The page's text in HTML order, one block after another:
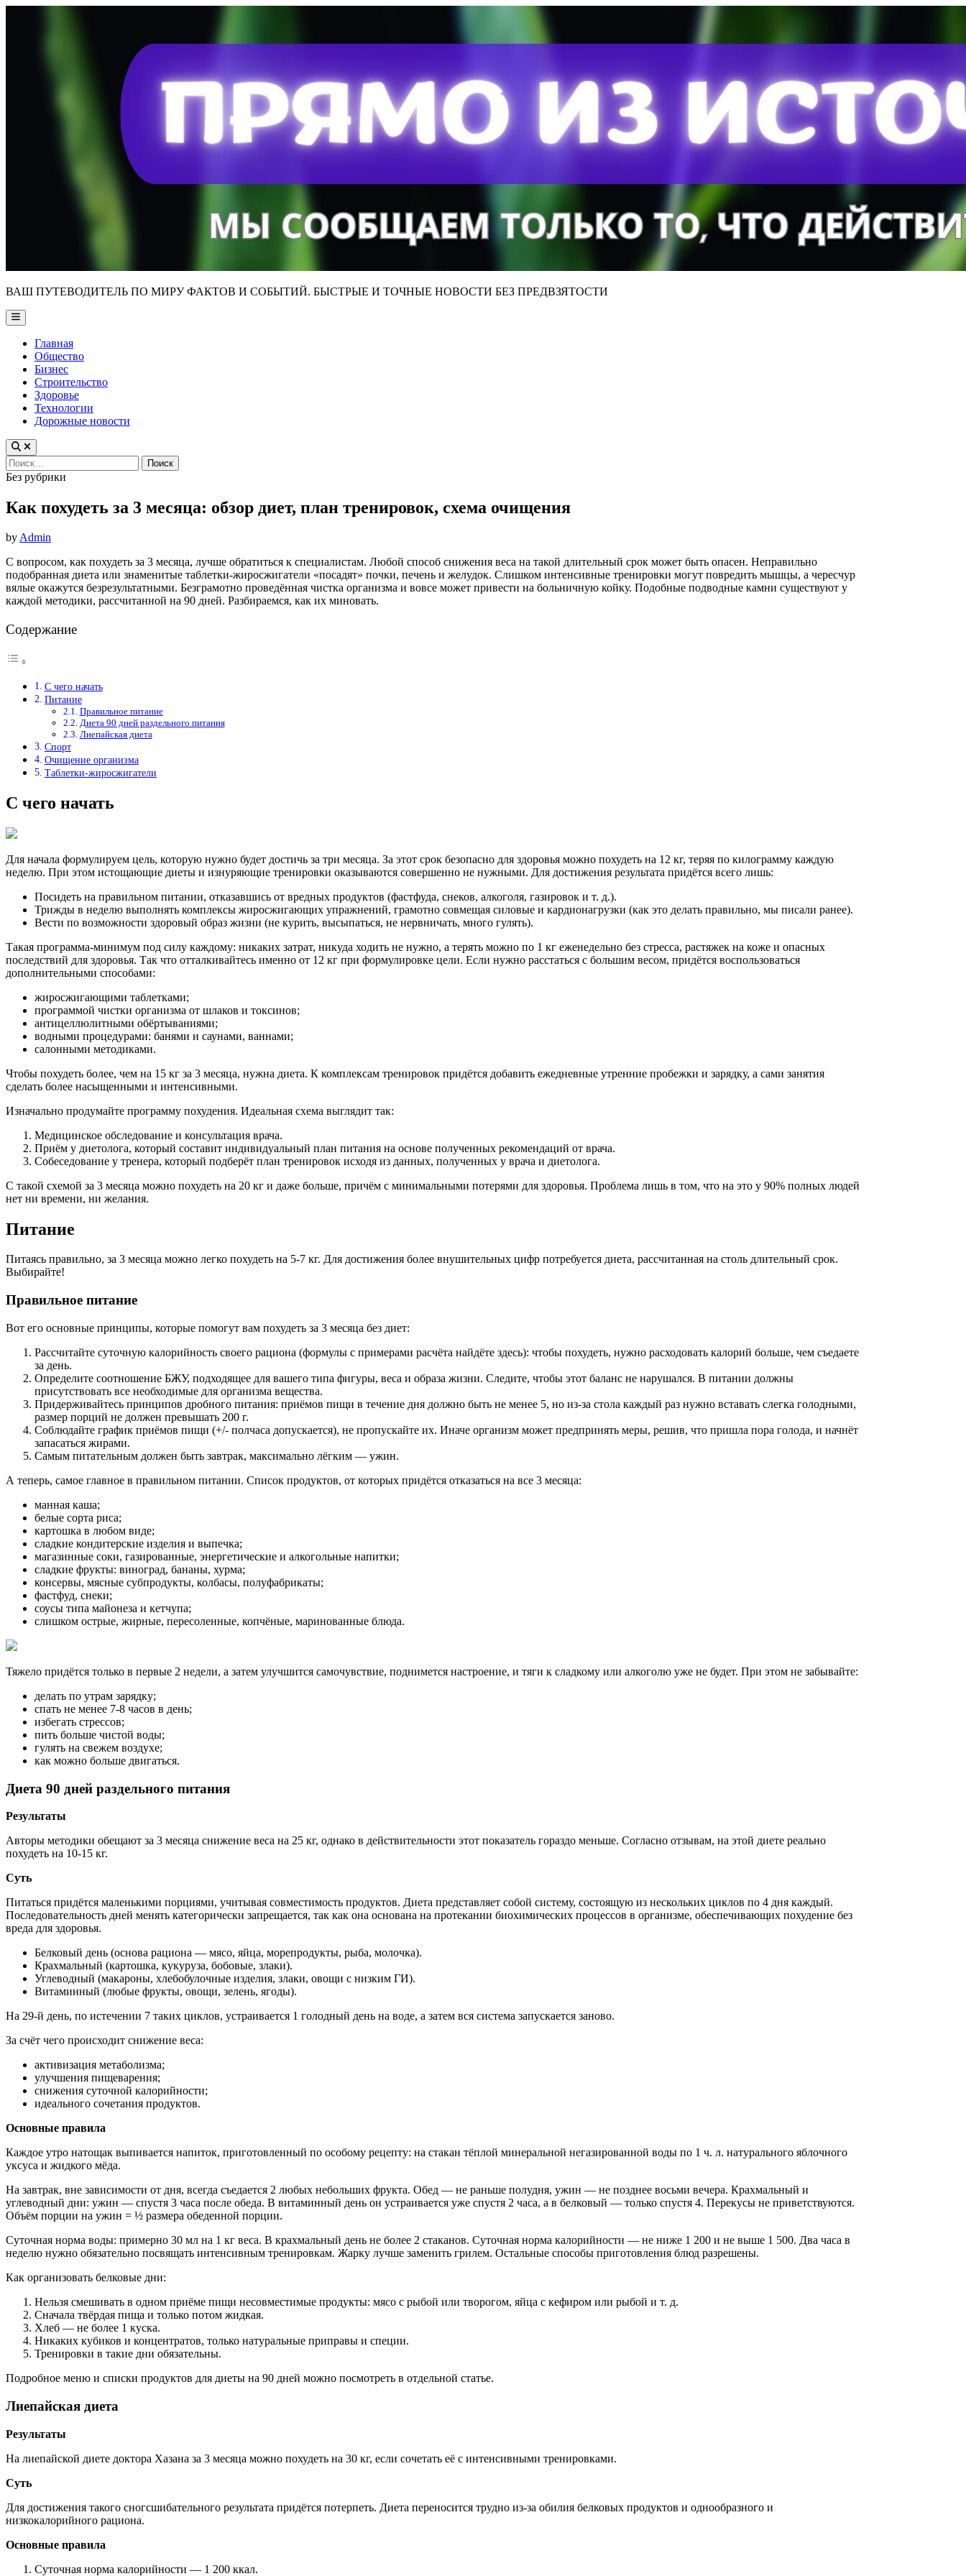
ВАШ ПУТЕВОДИТЕЛЬ ПО МИРУ ФАКТОВ И СОБЫТИЙ. БЫСТРЫЕ И ТОЧНЫЕ НОВОСТИ БЕЗ ПРЕДВЗЯТОСТИ
Main
Menu
Главная
Общество
Бизнес
Строительство
Здоровье
Технологии
Дорожные новости
Найти:
Posted
Без рубрики
Как похудеть за 3 месяца: обзор диет, план тренировок, схема очищения
byAdmin
С вопросом, как похудеть за 3 месяца, лучше обратиться к специалистам. Любой способ снижения веса на такой длительный срок может быть опасен. Неправильно
подобранная диета или знаменитые таблетки-жиросжигатели «посадят» почки, печень и желудок. Слишком интенсивные тренировки могут повредить мышцы, а чересчур
вялые окажутся безрезультатными. Безграмотно проведённая чистка организма и вовсе может привести на больничную койку. Подобные подводные камни существуют у
каждой методики, рассчитанной на 90 дней. Разбираемся, как их миновать.
Содержание
С чего начать
Питание
Правильное питание
Диета 90 дней раздельного питания
Лиепайская диета
Спорт
Очищение организма
Таблетки-жиросжигатели
С чего начать
Для начала формулируем цель, которую нужно будет достичь за три месяца. За этот срок безопасно для здоровья можно похудеть на 12 кг, теряя по килограмму каждую
неделю. При этом истощающие диеты и изнуряющие тренировки оказываются совершенно не нужными. Для достижения результата придётся всего лишь:
Посидеть на правильном питании, отказавшись от вредных продуктов (фастфуда, снеков, алкоголя, газировок и т. д.).
Трижды в неделю выполнять комплексы жиросжигающих упражнений, грамотно совмещая силовые и кардионагрузки (как это делать правильно, мы писали ранее).
Вести по возможности здоровый образ жизни (не курить, высыпаться, не нервничать, много гулять).
Такая программа-минимум под силу каждому: никаких затрат, никуда ходить не нужно, а терять можно по 1 кг еженедельно без стресса, растяжек на коже и опасных
последствий для здоровья. Так что отталкивайтесь именно от 12 кг при формулировке цели. Если нужно расстаться с большим весом, придётся воспользоваться
дополнительными способами:
жиросжигающими таблетками;
программой чистки организма от шлаков и токсинов;
антицеллюлитными обёртываниями;
водными процедурами: банями и саунами, ваннами;
салонными методиками.
Чтобы похудеть более, чем на 15 кг за 3 месяца, нужна диета. К комплексам тренировок придётся добавить ежедневные утренние пробежки и зарядку, а сами занятия
сделать более насыщенными и интенсивными.
Изначально продумайте программу похудения. Идеальная схема выглядит так:
Медицинское обследование и консультация врача.
Приём у диетолога, который составит индивидуальный план питания на основе полученных рекомендаций от врача.
Собеседование у тренера, который подберёт план тренировок исходя из данных, полученных у врача и диетолога.
С такой схемой за 3 месяца можно похудеть на 20 кг и даже больше, причём с минимальными потерями для здоровья. Проблема лишь в том, что на это у 90% полных людей
нет ни времени, ни желания.
Питание
Питаясь правильно, за 3 месяца можно легко похудеть на 5-7 кг. Для достижения более внушительных цифр потребуется диета, рассчитанная на столь длительный срок.
Выбирайте!
Правильное питание
Вот его основные принципы, которые помогут вам похудеть за 3 месяца без диет:
Рассчитайте суточную калорийность своего рациона (формулы с примерами расчёта найдёте здесь): чтобы похудеть, нужно расходовать калорий больше, чем съедаете
за день.
Определите соотношение БЖУ, подходящее для вашего типа фигуры, веса и образа жизни. Следите, чтобы этот баланс не нарушался. В питании должны
присутствовать все необходимые для организма вещества.
Придерживайтесь принципов дробного питания: приёмов пищи в течение дня должно быть не менее 5, но из-за стола каждый раз нужно вставать слегка голодными,
размер порций не должен превышать 200 г.
Соблюдайте график приёмов пищи (+/- полчаса допускается), не пропускайте их. Иначе организм может предпринять меры, решив, что пришла пора голода, и начнёт
запасаться жирами.
Самым питательным должен быть завтрак, максимально лёгким — ужин.
А теперь, самое главное в правильном питании. Список продуктов, от которых придётся отказаться на все 3 месяца:
манная каша;
белые сорта риса;
картошка в любом виде;
сладкие кондитерские изделия и выпечка;
магазинные соки, газированные, энергетические и алкогольные напитки;
сладкие фрукты: виноград, бананы, хурма;
консервы, мясные субпродукты, колбасы, полуфабрикаты;
фастфуд, снеки;
соусы типа майонеза и кетчупа;
слишком острые, жирные, пересоленные, копчёные, маринованные блюда.
Тяжело придётся только в первые 2 недели, а затем улучшится самочувствие, поднимется настроение, и тяги к сладкому или алкоголю уже не будет. При этом не забывайте:
делать по утрам зарядку;
спать не менее 7-8 часов в день;
избегать стрессов;
пить больше чистой воды;
гулять на свежем воздухе;
как можно больше двигаться.
Диета 90 дней раздельного питания
Результаты
Авторы методики обещают за 3 месяца снижение веса на 25 кг, однако в действительности этот показатель гораздо меньше. Согласно отзывам, на этой диете реально
похудеть на 10-15 кг.
Суть
Питаться придётся маленькими порциями, учитывая совместимость продуктов. Диета представляет собой систему, состоящую из нескольких циклов по 4 дня каждый.
Последовательность дней менять категорически запрещается, так как она основана на протекании биохимических процессов в организме, обеспечивающих похудение без
вреда для здоровья.
Белковый день (основа рациона — мясо, яйца, морепродукты, рыба, молочка).
Крахмальный (картошка, кукуруза, бобовые, злаки).
Углеводный (макароны, хлебобулочные изделия, злаки, овощи с низким ГИ).
Витаминный (любые фрукты, овощи, зелень, ягоды).
На 29-й день, по истечении 7 таких циклов, устраивается 1 голодный день на воде, а затем вся система запускается заново.
За счёт чего происходит снижение веса:
активизация метаболизма;
улучшения пищеварения;
снижения суточной калорийности;
идеального сочетания продуктов.
Основные правила
Каждое утро натощак выпивается напиток, приготовленный по особому рецепту: на стакан тёплой минеральной негазированной воды по 1 ч. л. натурального яблочного
уксуса и жидкого мёда.
На завтрак, вне зависимости от дня, всегда съедается 2 любых небольших фрукта. Обед — не раньше полудня, ужин — не позднее восьми вечера. Крахмальный и
углеводный дни: ужин — спустя 3 часа после обеда. В витаминный день он устраивается уже спустя 2 часа, а в белковый — только спустя 4. Перекусы не приветствуются.
Объём порции на ужин = ½ размера обеденной порции.
Суточная норма воды: примерно 30 мл на 1 кг веса. В крахмальный день не более 2 стаканов. Суточная норма калорийности — не ниже 1 200 и не выше 1 500. Два часа в
неделю нужно обязательно посвящать интенсивным тренировкам. Жарку лучше заменить грилем. Остальные способы приготовления блюд разрешены.
Как организовать белковые дни:
Нельзя смешивать в одном приёме пищи несовместимые продукты: мясо с рыбой или творогом, яйца с кефиром или рыбой и т. д.
Сначала твёрдая пища и только потом жидкая.
Хлеб — не более 1 куска.
Никаких кубиков и концентратов, только натуральные приправы и специи.
Тренировки в такие дни обязательны.
Подробное меню и списки продуктов для диеты на 90 дней можно посмотреть в отдельной статье.
Лиепайская диета
Результаты
На лиепайской диете доктора Хазана за 3 месяца можно похудеть на 30 кг, если сочетать её с интенсивными тренировками.
Суть
Для достижения такого сногсшибательного результата придётся потерпеть. Диета переносится трудно из-за обилия белковых продуктов и однообразного и
низкокалорийного рациона.
Основные правила
Суточная норма калорийности — 1 200 ккал.